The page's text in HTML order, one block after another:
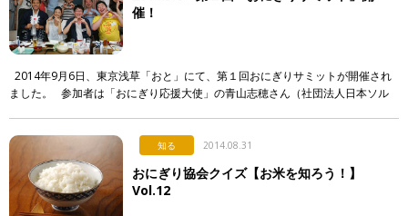
催！
2014年9月6日、東京浅草「おと」にて、第１回おにぎりサミットが開催され
ました。 参加者は「おにぎり応援大使」の青山志穂さん（社団法人日本ソル
知る 2014.08.31
おにぎり協会クイズ【お米を知ろう！】
Vol.12